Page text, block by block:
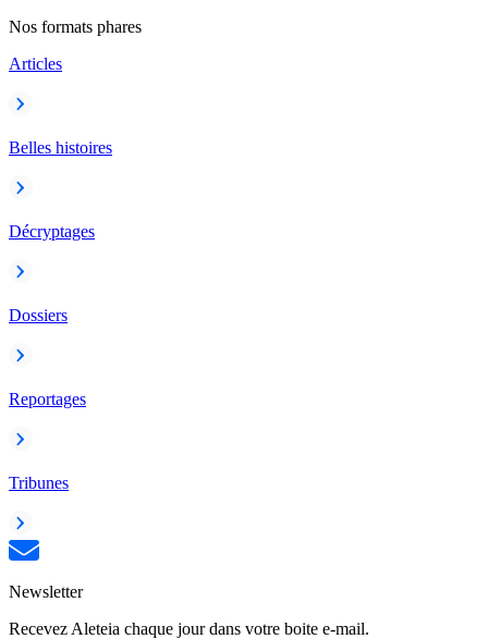
Nos formats phares
Articles
Belles histoires
Décryptages
Dossiers
Reportages
Tribunes
Newsletter
Recevez Aleteia chaque jour dans votre boite e-mail.